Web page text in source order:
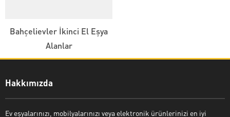
Bahçelievler İkinci El Eşya
Alanlar
Hakkımızda
Ev eşyalarınızı, mobilyalarınızı veya elektronik ürünlerinizi en iyi